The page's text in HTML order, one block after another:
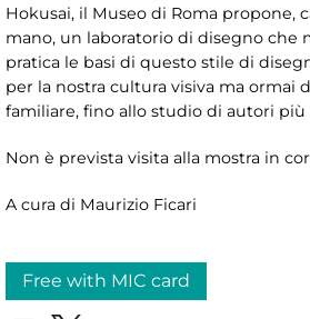
Hokusai, il Museo di Roma propone,
mano, un laboratorio di disegno che
pratica le basi di questo stile di
per la nostra cultura visiva ma ormai
familiare, fino allo studio di autori più
Non è prevista visita alla mostra in
A cura di Maurizio Ficari
Free with MIC card